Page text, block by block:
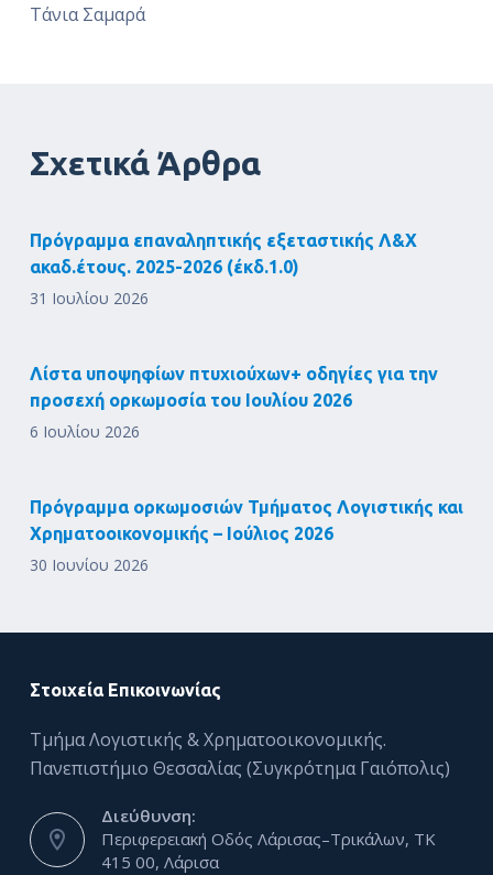
Τάνια Σαμαρά
Σχετικά Άρθρα
Πρόγραμμα επαναληπτικής εξεταστικής Λ&Χ
ακαδ.έτους. 2025-2026 (έκδ.1.0)
31 Ιουλίου 2026
Λίστα υποψηφίων πτυχιούχων+ οδηγίες για την
προσεχή ορκωμοσία του Ιουλίου 2026
6 Ιουλίου 2026
Πρόγραμμα ορκωμοσιών Τμήματος Λογιστικής και
Χρηματοοικονομικής – Ιούλιος 2026
30 Ιουνίου 2026
Στοιχεία Επικοινωνίας
Τμήμα Λογιστικής & Χρηματοοικονομικής.
Πανεπιστήμιο Θεσσαλίας (Συγκρότημα Γαιόπολις)
Διεύθυνση:
Περιφερειακή Οδός Λάρισας–Τρικάλων, ΤΚ
415 00, Λάρισα